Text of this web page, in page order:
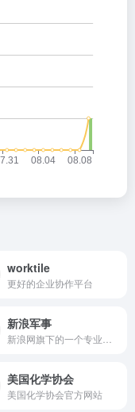
worktile
更好的企业协作平台
新浪军事
美国化学协会
美国化学协会官方网站